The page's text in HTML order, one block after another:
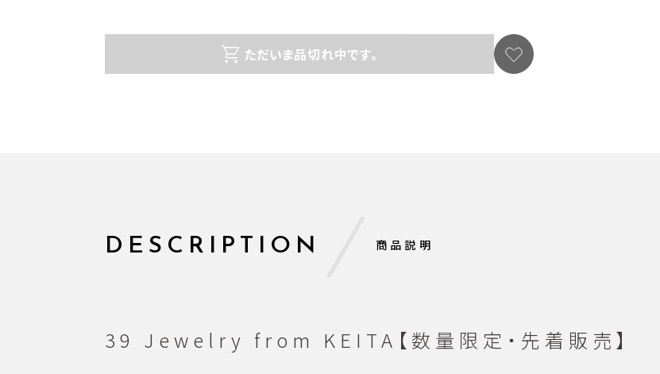
ただいま品切れ中です。
DESCRIPTION 商品説明
39 Jewelry from KEITA【数量限定・先着販売】